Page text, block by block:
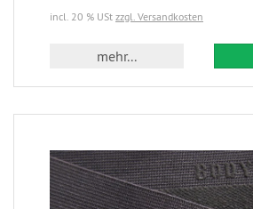
incl. 20 % USt zzgl. Versandkosten
mehr...